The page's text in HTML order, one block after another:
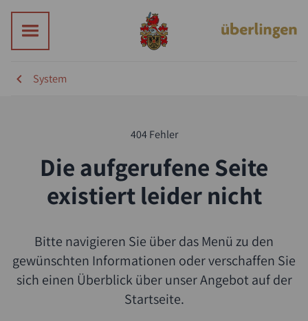
System
404 Fehler
Die aufgerufene Seite
existiert leider nicht
Bitte navigieren Sie über das Menü zu den
gewünschten Informationen oder verschaffen Sie
sich einen Überblick über unser Angebot auf der
Startseite.